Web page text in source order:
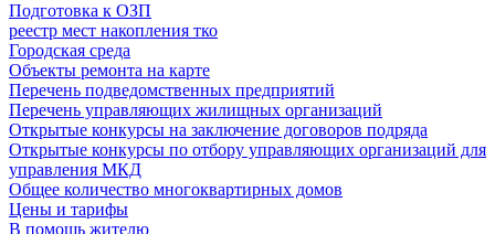
Подготовка к ОЗП
реестр мест накопления тко
Городская среда
Объекты ремонта на карте
Перечень подведомственных предприятий
Перечень управляющих жилищных организаций
Открытые конкурсы на заключение договоров подряда
Открытые конкурсы по отбору управляющих организаций для
управления МКД
Общее количество многоквартирных домов
Цены и тарифы
В помощь жителю